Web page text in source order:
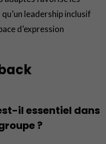
leadership inclusif
d’expression
il essentiel dans
?